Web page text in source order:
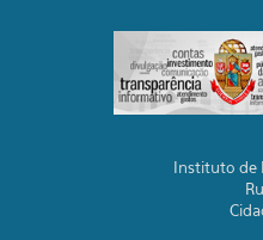
Instituto de